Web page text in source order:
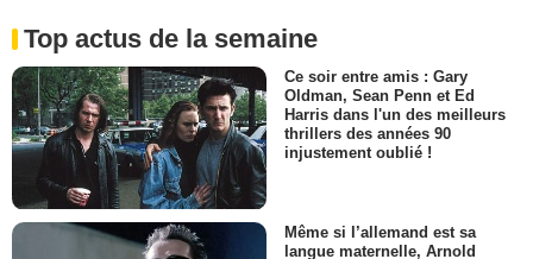
Top actus de la semaine
Ce soir entre amis : Gary
Oldman, Sean Penn et Ed
Harris dans l'un des meilleurs
thrillers des années 90
injustement oublié !
Même si l’allemand est sa
langue maternelle, Arnold